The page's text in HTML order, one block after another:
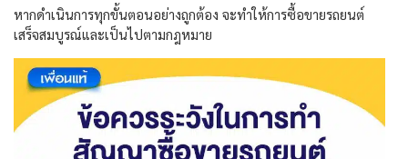
หากดำเนินการทุกขั้นตอนอย่างถูกต้อง จะทำให้การซื้อขายรถยนต์
เสร็จสมบูรณ์และเป็นไปตามกฎหมาย